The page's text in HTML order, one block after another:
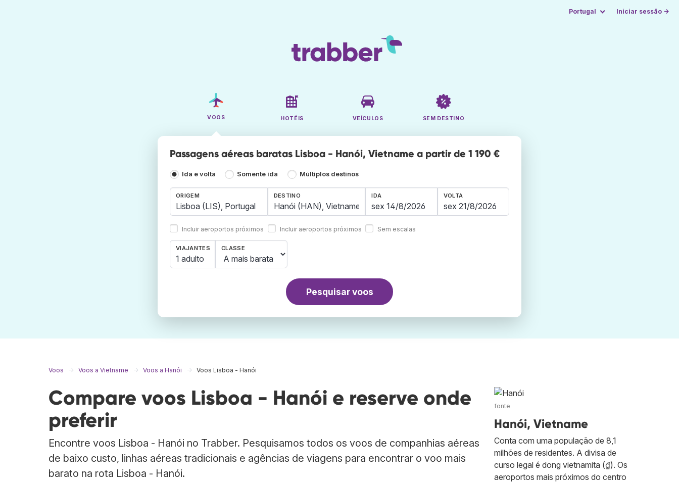
Portugal Iniciar sessão →
VOOS HOTÉIS VEÍCULOS SEM DESTINO
Passagens aéreas baratas Lisboa - Hanói, Vietname a partir de 1 190 €
Ida e volta Somente ida Múltiplos destinos
ORIGEM
Incluir aeroportos próximos
DESTINO
Incluir aeroportos próximos
IDA VOLTA
Sem escalas
VIAJANTES
1 adulto
CLASSE
Pesquisar voos
Voos Voos a Vietname Voos a Hanói Voos Lisboa - Hanói
Compare voos Lisboa - Hanói e reserve onde
preferir
Encontre voos Lisboa - Hanói no Trabber. Pesquisamos todos os voos de companhias aéreas
de baixo custo, linhas aéreas tradicionais e agências de viagens para encontrar o voo mais
barato na rota Lisboa - Hanói.
fonte
Hanói, Vietname
Conta com uma população de 8,1
milhões de residentes. A divisa de
curso legal é dong vietnamita (₫). Os
aeroportos mais próximos do centro